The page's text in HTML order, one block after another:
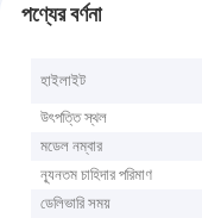
পণ্যের বর্ণনা
হাইলাইট
উৎপত্তি স্থল
মডেল নম্বার
ন্যূনতম চাহিদার পরিমাণ
ডেলিভারি সময়